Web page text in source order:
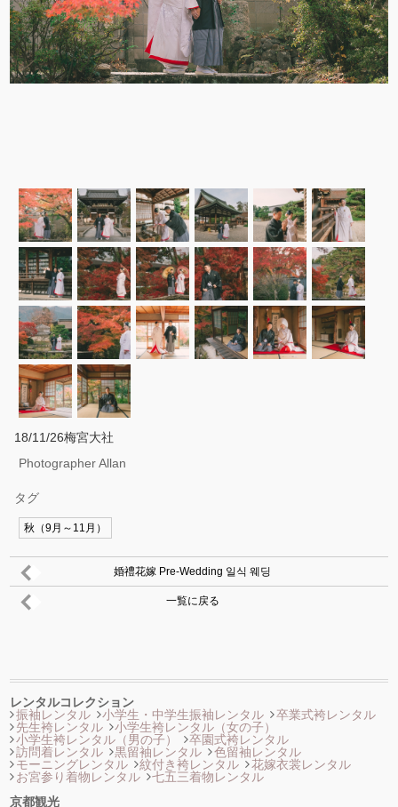
18/11/26梅宮大社
Photographer Allan
タグ
秋（9月～11月）
婚禮花嫁 Pre-Wedding 일식 웨딩
一覧に戻る
レンタルコレクション
振袖レンタル
小学生・中学生振袖レンタル
卒業式袴レンタル
先生袴レンタル
小学生袴レンタル（女の子）
小学生袴レンタル（男の子）
卒園式袴レンタル
訪問着レンタル
黒留袖レンタル
色留袖レンタル
モーニングレンタル
紋付き袴レンタル
花嫁衣裳レンタル
お宮参り着物レンタル
七五三着物レンタル
京都観光